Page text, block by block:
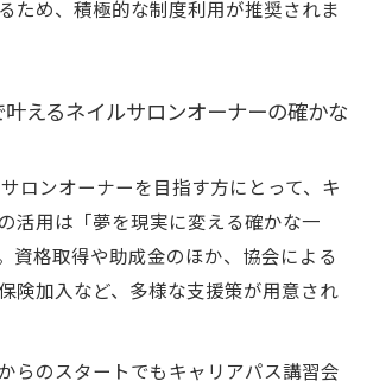
ため、積極的な制度利用が推奨されま
えるネイルサロンオーナーの確かな
ロンオーナーを目指す方にとって、キ
活用は「夢を現実に変える確かな一
資格取得や助成金のほか、協会による
険加入など、多様な支援策が用意され
らのスタートでもキャリアパス講習会